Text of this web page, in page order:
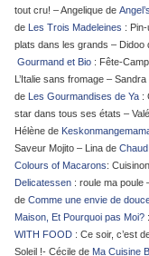
tout cru! – Angelique de
de Les Trois Madeleines :
plats dans les grands – Didoo
Gourmand et Bio : Fête-
L’Italie sans fromage – Sandra
de Les Gourmandises de Ya :
star dans tous ses états –
Hélène de
Saveur Mojito – Lina de
Colours of Macarons:
Delicatessen : roule ma poule
de Comme une envie de
Maison, Et Pourquoi pas Moi?
WITH FOOD : Ce soir, c’est
Soleil !- Cécile de Ma Cuisine